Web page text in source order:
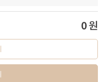
0원